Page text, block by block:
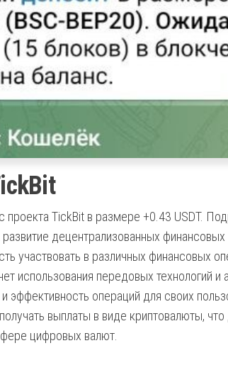
TickBit в размере +0.43 USDT.
децентрализованных
участвовать в различных финансовых
использования передовых технологий и
эффективность операций для своих
выплаты в виде криптовалюты,
цифровых валют.